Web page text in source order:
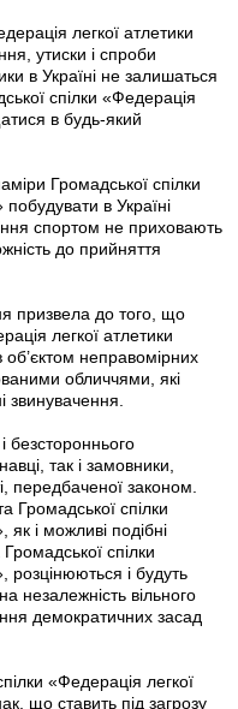
легкої атлетики
утиски і спроби
в Україні не залишаться
спілки «Федерація
в будь-який
Громадської спілки
в Україні
спортом не приховають
до прийняття
призвела до того, що
легкої атлетики
об’єктом неправомірних
обличчями, які
звинувачення.
безстороннього
так і замовники,
передбаченої законом.
Громадської спілки
як і можливі подібні
спілки
розцінюються і будуть
незалежність вільного
демократичних засад
«Федерація легкої
що ставить під загрозу